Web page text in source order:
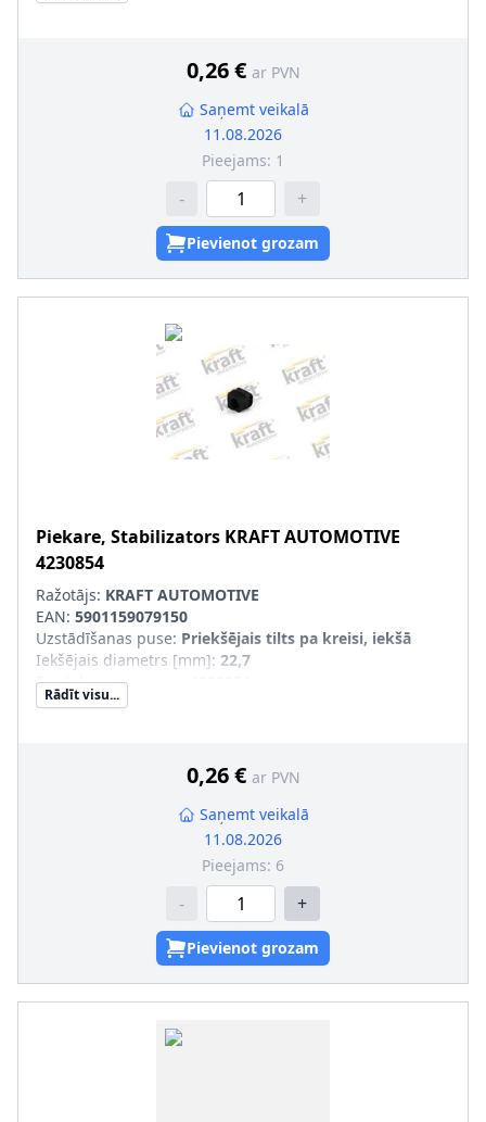
0,26 € ar PVN
Saņemt veikalā
11.08.2026
Pieejams: 1
- +
Pievienot grozam
Piekare, Stabilizators KRAFT AUTOMOTIVE
4230854
Ražotājs: KRAFT AUTOMOTIVE
EAN: 5901159079150
Uzstādīšanas puse: Priekšējais tilts pa kreisi, iekšā
Iekšējais diametrs [mm]: 22,7
Produkcijas numurs
Rādīt visu...
0,26 € ar PVN
Saņemt veikalā
11.08.2026
Pieejams: 6
- +
Pievienot grozam